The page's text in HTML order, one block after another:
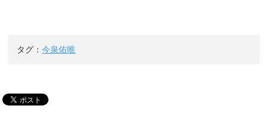
タグ：今泉佑唯